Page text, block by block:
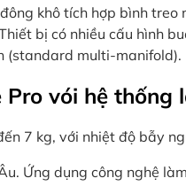
khô tích hợp bình
bị có nhiều cấu hình
(standard multi-manifold).
vói hệ
7 kg, với nhiệt độ bẫy
Ứng dụng công nghệ